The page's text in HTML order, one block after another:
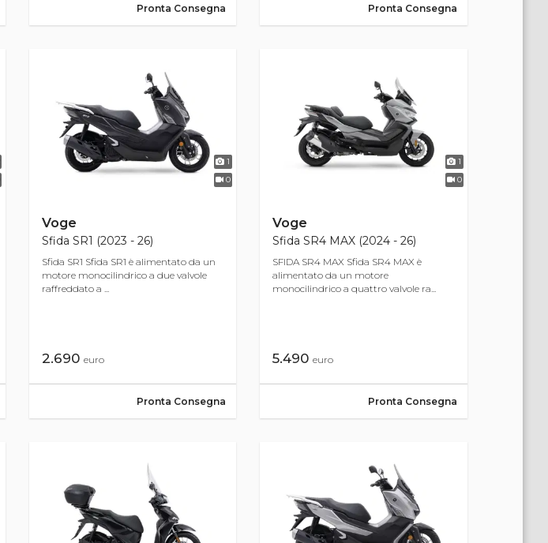
Pronta Consegna Pronta Consegna
1
0
Voge
Sfida SR1 (2023 - 26)
Sfida SR1 Sfida SR1 è alimentato da un
motore monocilindrico a due valvole
raffreddato a ...
2.690 euro
Pronta Consegna
1
0
Voge
Sfida SR4 MAX (2024 - 26)
SFIDA SR4 MAX Sfida SR4 MAX è
alimentato da un motore
monocilindrico a quattro valvole ra...
5.490euro
Pronta Consegna